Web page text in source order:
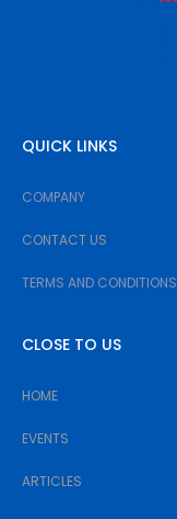
QUICK LINKS
COMPANY
CONTACT US
TERMS AND CONDITIONS
CLOSE TO US
HOME
EVENTS
ARTICLES